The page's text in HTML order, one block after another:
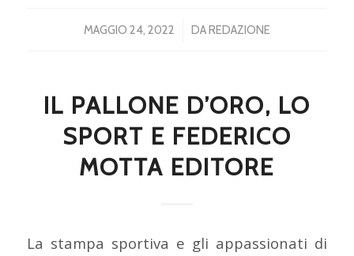
MAGGIO 24, 2022
/ DAREDAZIONE
IL PALLONE D’ORO, LO
SPORT E FEDERICO
MOTTA EDITORE
La stampa sportiva e gli appassionati di